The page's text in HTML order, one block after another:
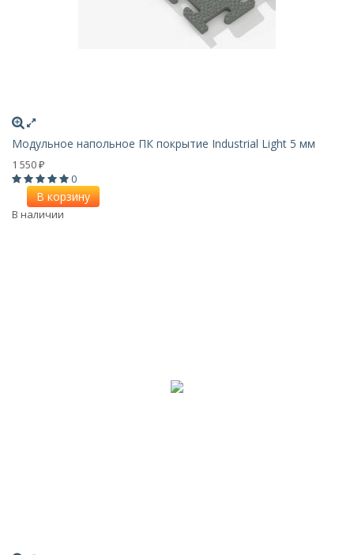
Модульное напольное ПК покрытие Industrial Light 5 мм
1 550 ₽
0
В корзину
В наличии